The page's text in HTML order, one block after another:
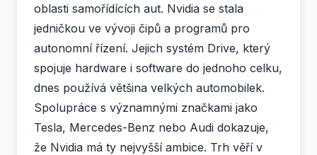
oblasti samořídících aut. Nvidia se stala
jedničkou ve vývoji čipů a programů pro
autonomní řízení. Jejich systém Drive, který
spojuje hardware i software do jednoho celku,
dnes používá většina velkých automobilek.
Spolupráce s významnými značkami jako
Tesla, Mercedes-Benz nebo Audi dokazuje,
že Nvidia má ty nejvyšší ambice. Trh věří v